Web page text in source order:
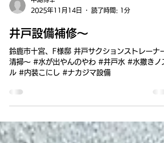
中島博幸
2025年11月14日
読了時間: 1分